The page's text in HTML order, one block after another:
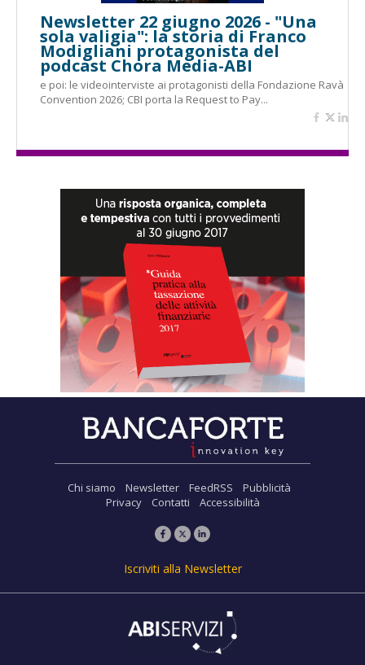
Newsletter 22 giugno 2026 - "Una
sola valigia": la storia di Franco
Modigliani protagonista del
podcast Chora Media-ABI
e poi: le videointerviste ai protagonisti della Fondazione Ravà
Convention 2026; CBI porta la Request to Pay...
Chi siamo Newsletter FeedRSS
Pubblicità
Privacy
Contatti Accessibilità
Iscriviti alla Newsletter